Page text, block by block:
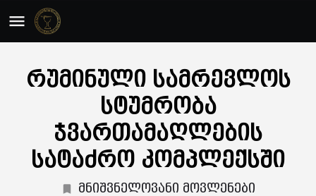
რუმინული სამრევლოს
სტუმრობა
ჯვართამაღლების
სატაძრო კომპლექსში
მნიშვნელოვანი მოვლენები